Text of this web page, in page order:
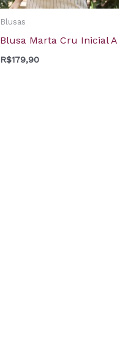
Blusas
Blusa Marta Cru Inicial A
R$179,90